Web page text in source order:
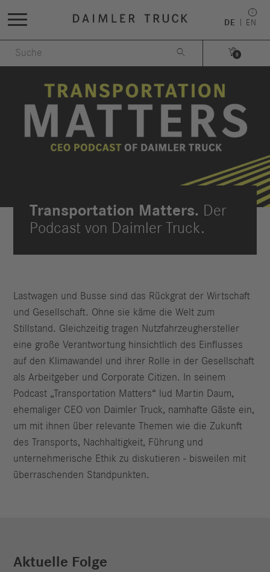
DE EN
 
0
Transportation Matters. Der
Podcast von Daimler Truck.
Lastwagen und Busse sind das Rückgrat der Wirtschaft
und Gesellschaft. Ohne sie käme die Welt zum
Stillstand. Gleichzeitig tragen Nutzfahrzeughersteller
eine große Verantwortung hinsichtlich des Einflusses
auf den Klimawandel und ihrer Rolle in der Gesellschaft
als Arbeitgeber und Corporate Citizen. In seinem
Podcast „Transportation Matters“ lud Martin Daum,
ehemaliger CEO von Daimler Truck, namhafte Gäste ein,
um mit ihnen über relevante Themen wie die Zukunft
des Transports, Nachhaltigkeit, Führung und
unternehmerische Ethik zu diskutieren - bisweilen mit
überraschenden Standpunkten.
Aktuelle Folge